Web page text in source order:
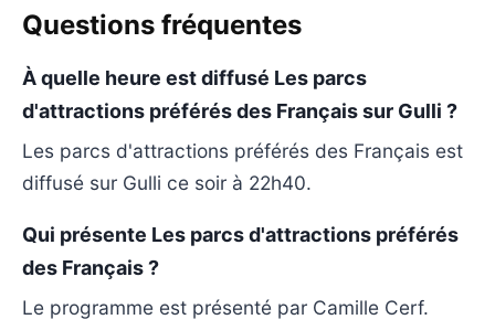
Questions fréquentes
À quelle heure est diffusé Les parcs
d'attractions préférés des Français sur Gulli ?
Les parcs d'attractions préférés des Français est
diffusé sur Gulli ce soir à 22h40.
Qui présente Les parcs d'attractions préférés
des Français ?
Le programme est présenté par Camille Cerf.